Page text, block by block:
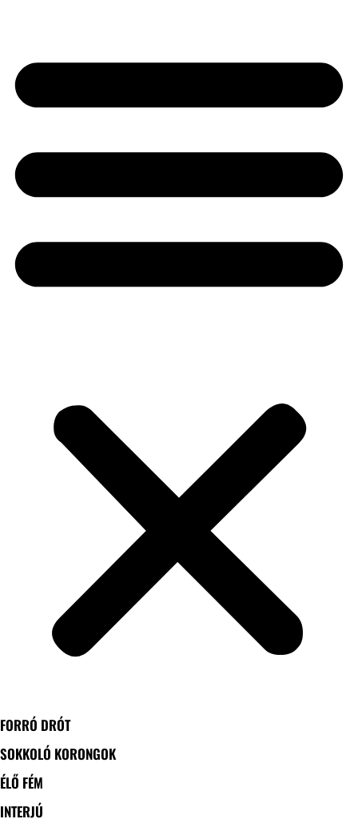
FORRÓ DRÓT
SOKKOLÓ KORONGOK
ÉLŐ FÉM
INTERJÚ